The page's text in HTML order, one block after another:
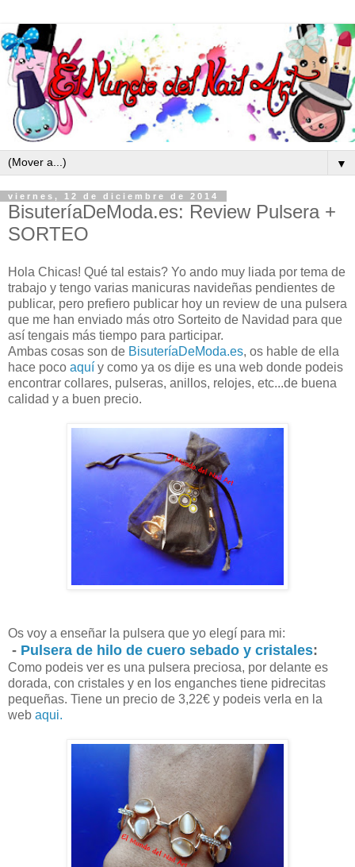
▼
viernes, 12 de diciembre de 2014
BisuteríaDeModa.es: Review Pulsera +
SORTEO
Hola Chicas! Qué tal estais? Yo ando muy liada por tema de
trabajo y tengo varias manicuras navideñas pendientes de
publicar, pero prefiero publicar hoy un review de una pulsera
que me han enviado más otro Sorteito de Navidad para que
así tengais más tiempo para participar.
Ambas cosas son de BisuteríaDeModa.es, os hable de ella
hace poco aquí y como ya os dije es una web donde podeis
encontrar collares, pulseras, anillos, relojes, etc...de buena
calidad y a buen precio.
Os voy a enseñar la pulsera que yo elegí para mi:
- Pulsera de hilo de cuero sebado y cristales:
Como podeis ver es una pulsera preciosa, por delante es
dorada, con cristales y en los enganches tiene pidrecitas
pequeñas. Tiene un precio de 3,22€ y podeis verla en la
web aqui.